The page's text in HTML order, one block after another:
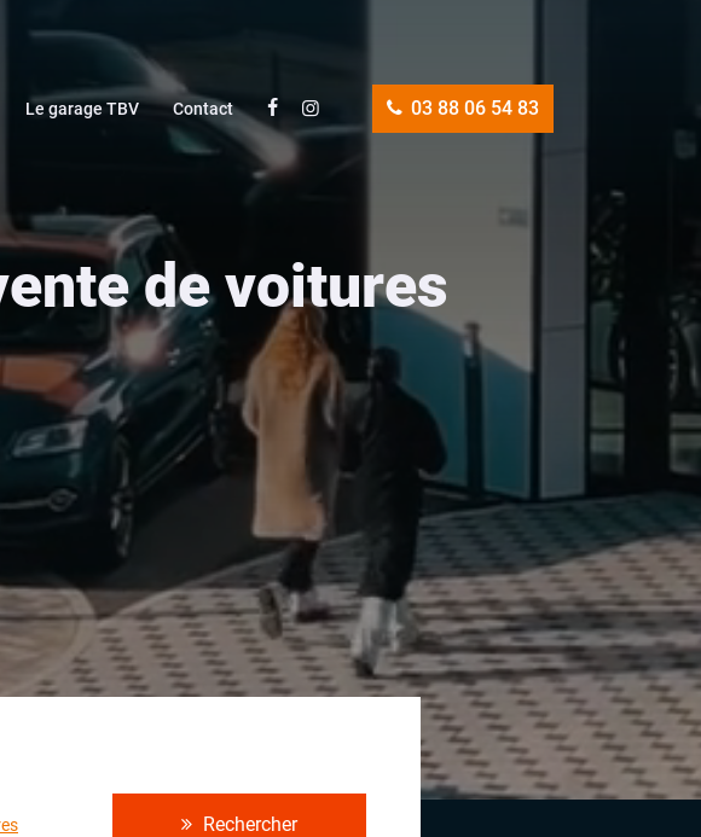
03 88 06 54 83
Le garage TBV Contact
de voitures
Rechercher